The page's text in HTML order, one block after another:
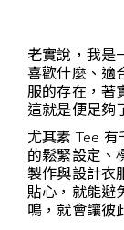
老實說，我是
喜歡什麼、適
服的存在，著
這就是便足夠
尤其素 Tee
的鬆緊設定、
製作與設計衣
貼心，就能避
鳴，就會讓彼